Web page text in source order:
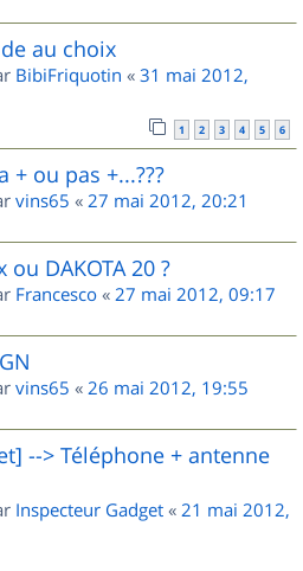
au choix
BibiFriquotin « 31 mai 2012,
1 2 3 4 5 6
+ ou pas +...???
vins65 « 27 mai 2012, 20:21
ou DAKOTA 20 ?
Francesco « 27 mai 2012, 09:17
vins65 « 26 mai 2012, 19:55
--> Téléphone + antenne
Inspecteur Gadget « 21 mai 2012,